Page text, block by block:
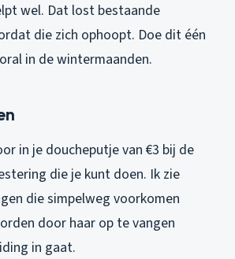
wel. Dat lost bestaande
die zich ophoopt. Doe dit één
in de wintermaanden.
in je doucheputje van €3 bij de
die je kunt doen. Ik zie
die simpelweg voorkomen
door haar op te vangen
in gaat.